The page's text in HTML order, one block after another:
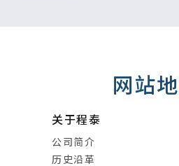
网站
关于程泰
公司简介
历史沿革